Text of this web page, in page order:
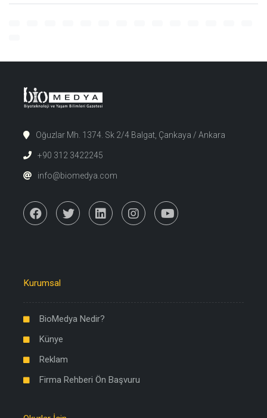
Oğuzlar Mh. 1374. Sk 2/4 Balgat, Çankaya / Ankara
+90 312 3422245
info@biomedya.com
Kurumsal
BioMedya Nedir?
Künye
Reklam
Firma Rehberi Ön Başvuru